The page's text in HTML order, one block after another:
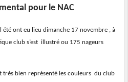
pour le NAC
été ont eu lieu dimanche 17 novembre , à
club s’est illustré ou 175 nageurs
très bien représenté les couleurs du club